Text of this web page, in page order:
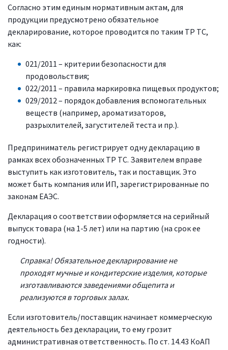
Согласно этим единым нормативным актам, для
продукции предусмотрено обязательное
декларирование, которое проводится по таким ТР ТС,
как:
021/2011 – критерии безопасности для
продовольствия;
022/2011 – правила маркировка пищевых продуктов;
029/2012 – порядок добавления вспомогательных
веществ (например, ароматизаторов,
разрыхлителей, загустителей теста и пр.).
Предприниматель регистрирует одну декларацию в
рамках всех обозначенных ТР ТС. Заявителем вправе
выступить как изготовитель, так и поставщик. Это
может быть компания или ИП, зарегистрированные по
законам ЕАЭС.
Декларация о соответствии оформляется на серийный
выпуск товара (на 1-5 лет) или на партию (на срок ее
годности).
Справка! Обязательное декларирование не
проходят мучные и кондитерские изделия, которые
изготавливаются заведениями общепита и
реализуются в торговых залах.
Если изготовитель/поставщик начинает коммерческую
деятельность без декларации, то ему грозит
административная ответственность. По ст. 14.43 КоАП